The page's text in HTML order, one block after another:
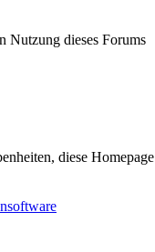
Nutzung dieses Forums
diese